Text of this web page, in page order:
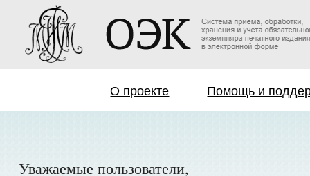
О проекте Помощь и
Уважаемые пользователи,